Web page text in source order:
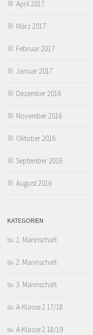
April 2017
März 2017
Februar 2017
Januar 2017
Dezember 2016
November 2016
Oktober 2016
September 2016
August 2016
KATEGORIEN
1. Mannschaft
2. Mannschaft
3. Mannschaft
A-Klasse 2 17/18
A-Klasse 2 18/19